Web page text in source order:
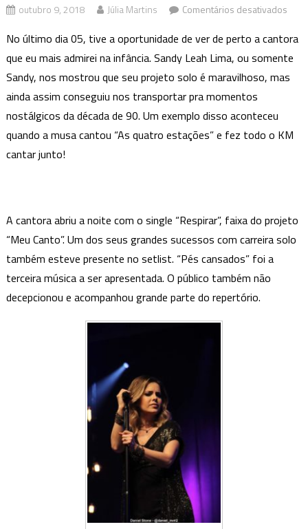
outubro 9, 2018 Júlia Martins Comentários desativadosem
da
em
No último dia 05, tive a oportunidade de ver de perto a cantora
que eu mais admirei na infância. Sandy Leah Lima, ou somente
Sandy, nos mostrou que seu projeto solo é maravilhoso, mas
ainda assim conseguiu nos transportar pra momentos
nostálgicos da década de 90. Um exemplo disso aconteceu
quando a musa cantou “As quatro estações” e fez todo o KM
cantar junto!
A cantora abriu a noite com o single “Respirar”, faixa do projeto
“Meu Canto”. Um dos seus grandes sucessos com carreira solo
também esteve presente no setlist. “Pés cansados” foi a
terceira música a ser apresentada. O público também não
decepcionou e acompanhou grande parte do repertório.